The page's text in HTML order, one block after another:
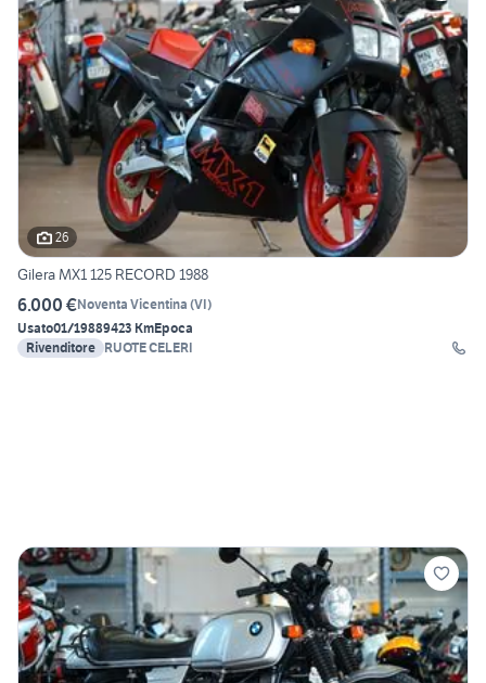
26
Gilera MX1 125 RECORD 1988
6.000 €Noventa Vicentina (VI)
Usato01/19889423 KmEpoca
Rivenditore RUOTE CELERI